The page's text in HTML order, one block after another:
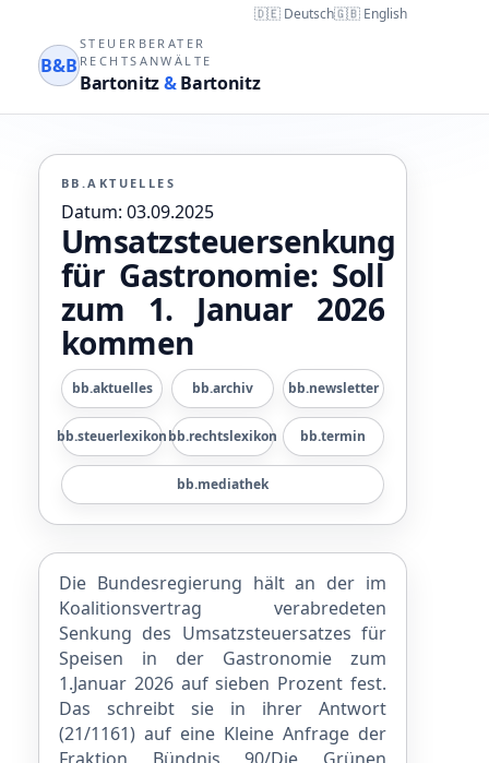
🇩🇪 Deutsch🇬🇧 English
B&B
STEUERBERATER
RECHTSANWÄLTE
Bartonitz&Bartonitz
BB.AKTUELLES
Datum: 03.09.2025
Umsatzsteuersenkung
für Gastronomie: Soll
zum 1. Januar 2026
kommen
bb.aktuelles bb.archiv bb.newsletter
bb.steuerlexikonbb.rechtslexikon bb.termin
bb.mediathek
Die Bundesregierung hält an der im
Koalitionsvertrag verabredeten
Senkung des Umsatzsteuersatzes für
Speisen in der Gastronomie zum
1.Januar 2026 auf sieben Prozent fest.
Das schreibt sie in ihrer Antwort
(21/1161) auf eine Kleine Anfrage der